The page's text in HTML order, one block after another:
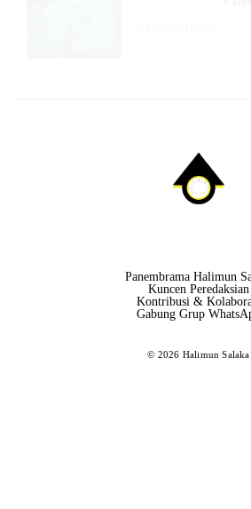
Panembrama Halimun
Kuncen Peredaksian
Kontribusi &
Gabung Grup
© 2026 Halimun Salaka